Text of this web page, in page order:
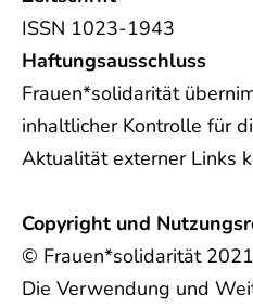
ISSN 1023-1943
Haftungsausschluss
Frauen*solidarität
inhaltlicher Kontrolle für
Aktualität externer Links
Copyright und
© Frauen*solidarität 2021
Die Verwendung und